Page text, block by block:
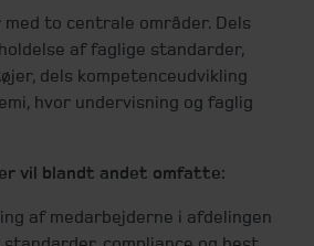
to centrale områder. Dels
af faglige standarder,
dels kompetenceudvikling
hvor undervisning og faglig
vil blandt andet omfatte:
af medarbejderne i afdelingen